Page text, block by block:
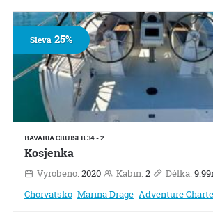
BAVARIA CRUISER 34 - 2…
Kosjenka
Vyrobeno: 2020 Kabin: 2 Délka:
Chorvatsko Marina Drage Adventure
Sleva25%